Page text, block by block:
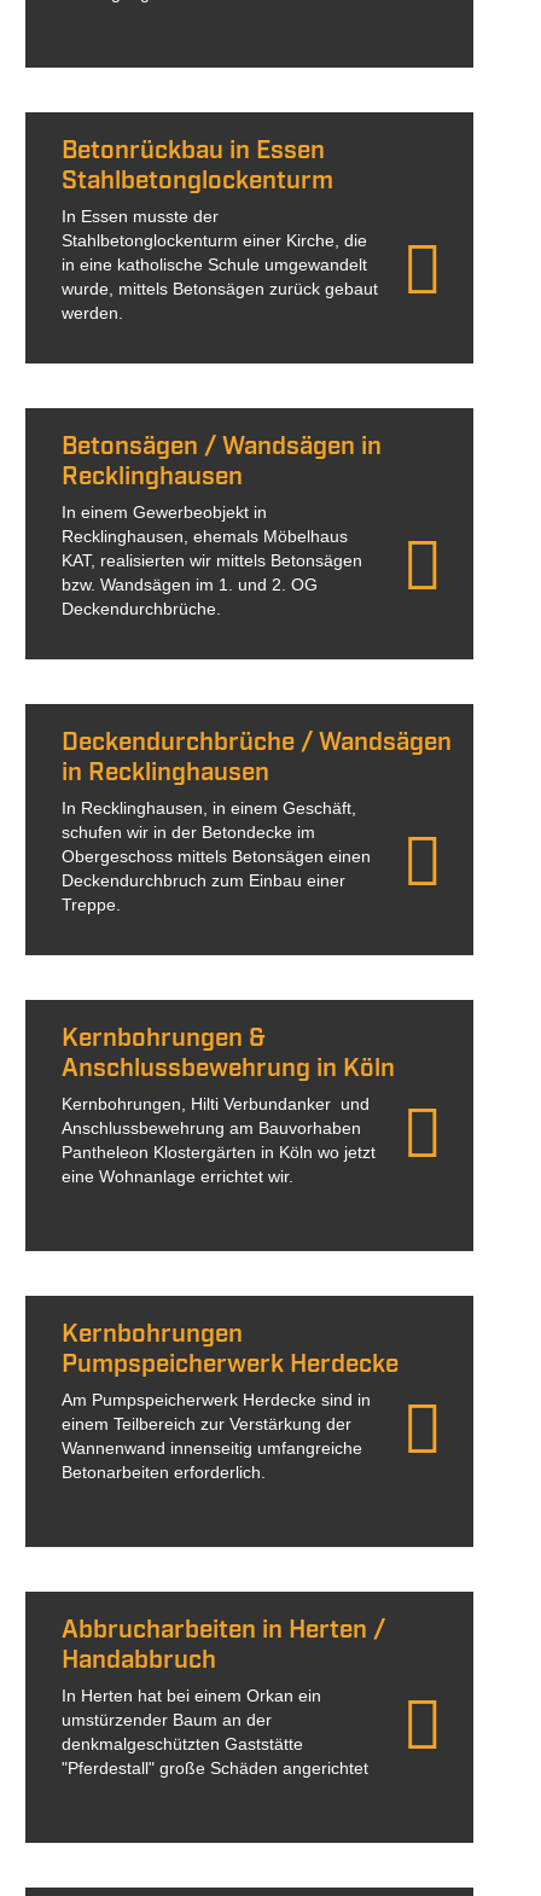
Betonrückbau in Essen
Stahlbetonglockenturm
In Essen musste der
Stahlbetonglockenturm einer Kirche, die
in eine katholische Schule umgewandelt
wurde, mittels Betonsägen zurück gebaut
werden.
Betonsägen / Wandsägen in
Recklinghausen
In einem Gewerbeobjekt in
Recklinghausen, ehemals Möbelhaus
KAT, realisierten wir mittels Betonsägen
bzw. Wandsägen im 1. und 2. OG
Deckendurchbrüche.
Deckendurchbrüche / Wandsägen
in Recklinghausen
In Recklinghausen, in einem Geschäft,
schufen wir in der Betondecke im
Obergeschoss mittels Betonsägen einen
Deckendurchbruch zum Einbau einer
Treppe.
Kernbohrungen &
Anschlussbewehrung in Köln
Kernbohrungen, Hilti Verbundanker und
Anschlussbewehrung am Bauvorhaben
Pantheleon Klostergärten in Köln wo jetzt
eine Wohnanlage errichtet wir.
Kernbohrungen
Pumpspeicherwerk Herdecke
Am Pumpspeicherwerk Herdecke sind in
einem Teilbereich zur Verstärkung der
Wannenwand innenseitig umfangreiche
Betonarbeiten erforderlich.
Abbrucharbeiten in Herten /
Handabbruch
In Herten hat bei einem Orkan ein
umstürzender Baum an der
denkmalgeschützten Gaststätte
"Pferdestall" große Schäden angerichtet